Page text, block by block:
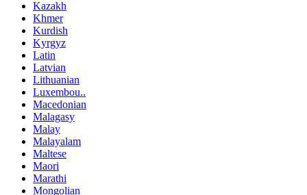
Kazakh
Khmer
Kurdish
Kyrgyz
Latin
Latvian
Lithuanian
Luxembou..
Macedonian
Malagasy
Malay
Malayalam
Maltese
Maori
Marathi
Mongolian